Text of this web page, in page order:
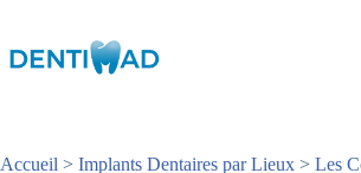
contenu
Accueil > Implants Dentaires par Lieux > Les